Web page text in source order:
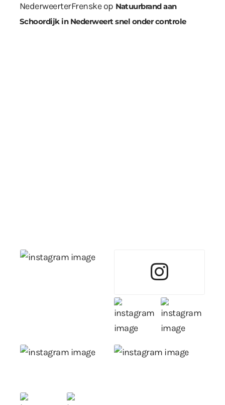
NederweerterFrenskeop Natuurbrand aan
Schoordijk in Nederweert snel onder controle